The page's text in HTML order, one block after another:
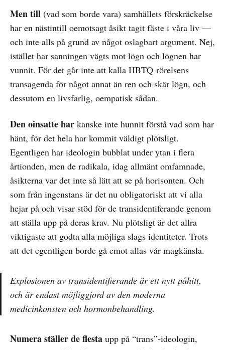
Men till (vad som borde vara) samhällets förskräckelse
har en nästintill oemotsagt åsikt tagit fäste i våra liv —
och inte alls på grund av något oslagbart argument. Nej,
istället har sanningen vägts mot lögn och lögnen har
vunnit. För det går inte att kalla HBTQ-rörelsens
transagenda för något annat än ren och skär lögn, och
dessutom en livsfarlig, oempatisk sådan.
Den oinsatte har kanske inte hunnit förstå vad som har
hänt, för det hela har kommit väldigt plötsligt.
Egentligen har ideologin bubblat under ytan i flera
årtionden, men de radikala, idag allmänt omfamnade,
åsikterna var det inte så lätt att se på horisonten. Och
som från ingenstans är det nu obligatoriskt att vi alla
hejar på och visar stöd för de transidentiferande genom
att ställa upp på deras krav. Nu plötsligt är det allra
viktigaste att godta alla möjliga slags identiteter. Trots
att det egentligen borde gå emot allas vår magkänsla.
Explosionen av transidentifierande är ett nytt påhitt,
och är endast möjliggjord av den moderna
medicinkonsten och hormonbehandling.
Numera ställer de flesta upp på “trans”-ideologin,